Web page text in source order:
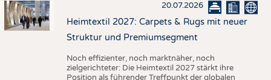
20.07.2026
Heimtextil 2027: Carpets & Rugs mit neuer
Struktur und Premiumsegment
Noch effizienter, noch marktnäher, noch
zielgerichteter: Die Heimtextil 2027 stärkt ihre
Position als führender Treffpunkt der globalen